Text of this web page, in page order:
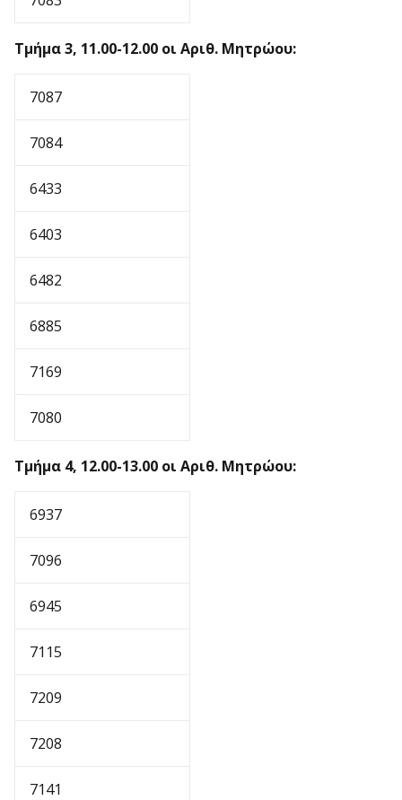
Τμήμα 3, 11.00-12.00 οι Αριθ. Μητρώου:
7087
7084
6433
6403
6482
6885
7169
7080
Τμήμα 4, 12.00-13.00 οι Αριθ. Μητρώου:
6937
7096
6945
7115
7209
7208
7141